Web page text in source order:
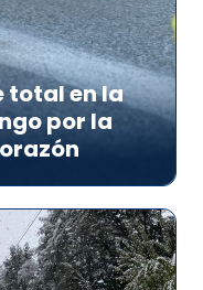
total en la
por la